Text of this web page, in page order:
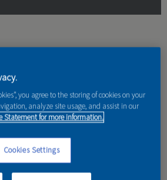
nás
you agree to the storing of cookies on your
analyze site usage, and assist in our
Statement for more information.
Cookies Settings